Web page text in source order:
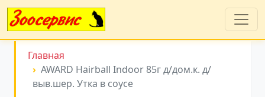
Главная
AWARD Hairball Indoor 85г д/дом.к. д/
выв.шер. Утка в соусе